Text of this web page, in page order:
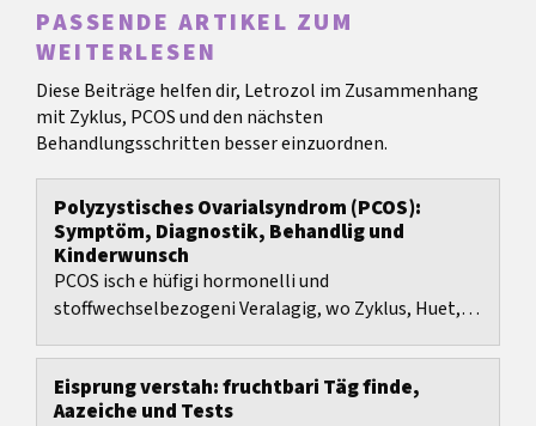
PASSENDE ARTIKEL ZUM
WEITERLESEN
Diese Beiträge helfen dir, Letrozol im Zusammenhang
mit Zyklus, PCOS und den nächsten
Behandlungsschritten besser einzuordnen.
Polyzystisches Ovarialsyndrom (PCOS):
Symptöm, Diagnostik, Behandlig und
Kinderwunsch
PCOS isch e hüfigi hormonelli und
stoffwechselbezogeni Veralagig, wo Zyklus, Huet,
Eisprung verstah: fruchtbari Täg finde,
Aazeiche und Tests